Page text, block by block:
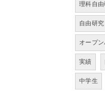
理科自
自由研究
オープ
実績
中学生